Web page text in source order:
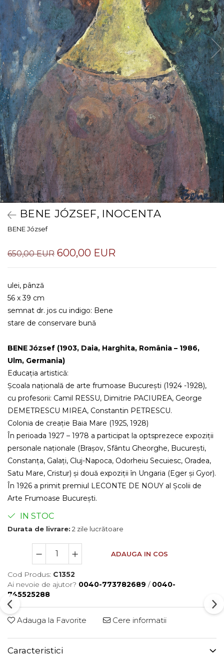
BENE JÓZSEF, INOCENTA
BENE József
650,00 EUR 600,00 EUR
ulei, pânză
56 x 39 cm
semnat dr. jos cu indigo: Bene
stare de conservare bună
BENE József (1903, Daia, Harghita, România – 1986,
Ulm, Germania)
Educația artistică:
Școala națională de arte frumoase București (1924 -1928),
cu profesorii: Camil RESSU, Dimitrie PACIUREA, George
DEMETRESCU MIREA, Constantin PETRESCU.
Colonia de creație Baia Mare (1925, 1928)
În perioada 1927 – 1978 a participat la optsprezece expoziții
personale naționale (Brașov, Sfântu Gheorghe, București,
Constanța, Galați, Cluj-Napoca, Odorheiu Secuiesc, Oradea,
Satu Mare, Cristur) și două expoziții în Ungaria (Eger și Gyor).
În 1926 a primit premiul LECONTE DE NOUY al Școlii de
Arte Frumoase București.
IN STOC
Durata de livrare: 2 zile lucrătoare
ADAUGA IN COS
Cod Produs: C1352
Ai nevoie de ajutor? 0040-773782689 / 0040-
745525288
Adauga la Favorite Cere informatii
Caracteristici